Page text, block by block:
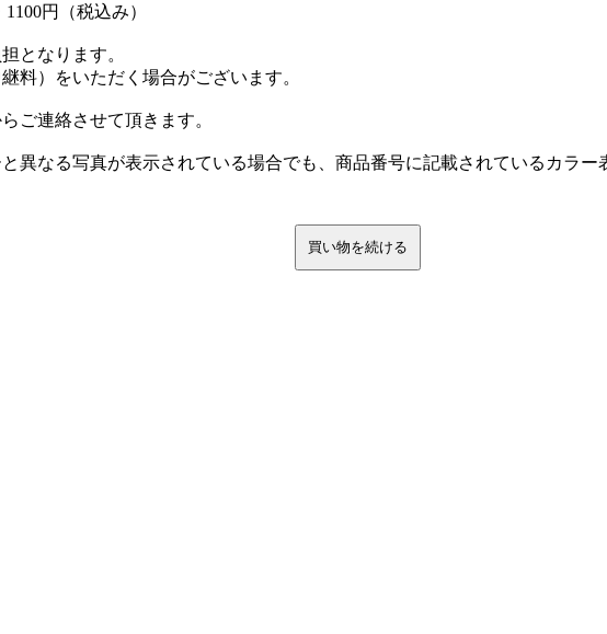
円（税込み）
となります。
料）をいただく場合がございます。
ご連絡させて頂きます。
異なる写真が表示されている場合でも、商品番号に記載されているカラ